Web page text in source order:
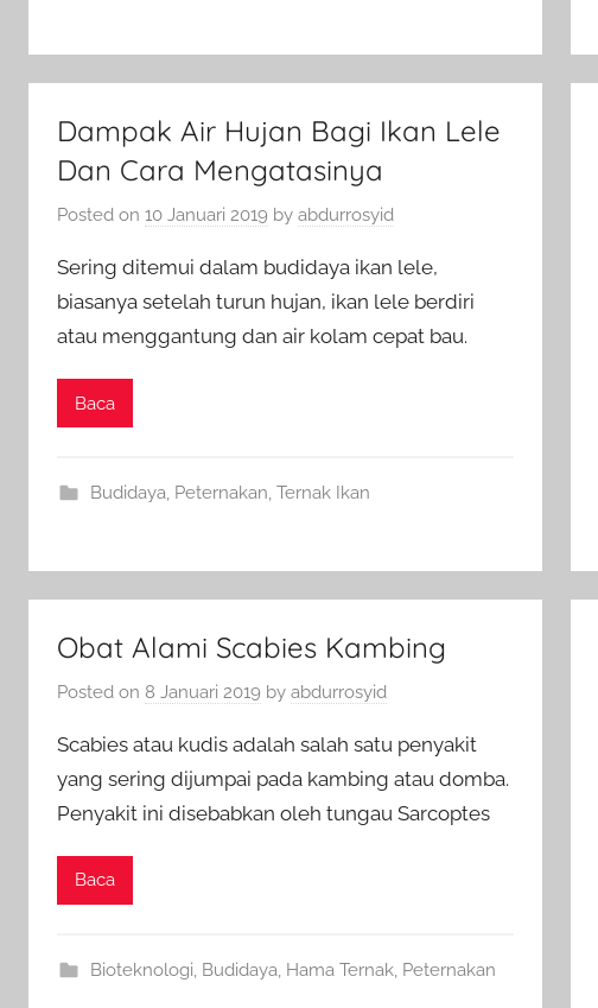
Dampak Air Hujan Bagi Ikan Lele
Dan Cara Mengatasinya
Posted on 10 Januari 2019 by abdurrosyid
Sering ditemui dalam budidaya ikan lele,
biasanya setelah turun hujan, ikan lele berdiri
atau menggantung dan air kolam cepat bau.
Baca
Budidaya, Peternakan, Ternak Ikan
Obat Alami Scabies Kambing
Posted on 8 Januari 2019 by abdurrosyid
Scabies atau kudis adalah salah satu penyakit
yang sering dijumpai pada kambing atau domba.
Penyakit ini disebabkan oleh tungau Sarcoptes
Baca
Bioteknologi, Budidaya, Hama Ternak, Peternakan